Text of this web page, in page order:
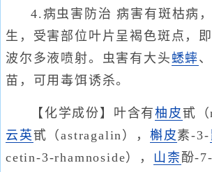
4.病虫害防治 病害有斑枯病
生，受害部位叶片呈褐色斑点，
波尔多液喷射。虫害有大头蟋蟀
苗，可用毒饵诱杀。
【化学成份】叶含有柚皮甙
云英甙（astragalin）， 槲皮素-3-
cetin-3-rhamnoside）， 山柰 酚-7-